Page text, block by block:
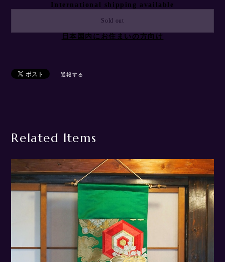
International shipping available
Sold out
日本国内にお住まいの方向け
通報する
Related Items